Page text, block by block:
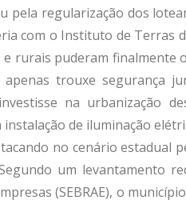
pela regularização dos
com o Instituto de Terras
rurais puderam finalmente
trouxe segurança
na urbanização
de iluminação
no cenário estadual
um levantamento
(SEBRAE), o